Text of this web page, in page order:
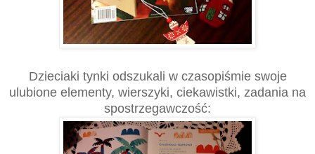
Dzieciaki tynki odszukali w czasopiśmie swoje
ulubione elementy, wierszyki, ciekawistki, zadania na
spostrzegawczość: